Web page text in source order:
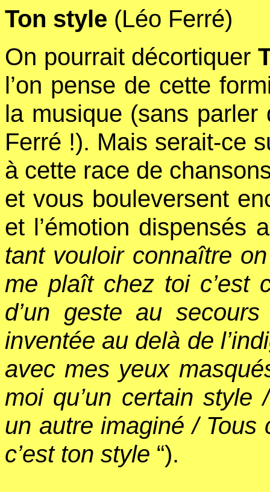
Ton style (Léo Ferré)
On pourrait décortiquer
l’on pense de cette
la musique (sans
Ferré !). Mais serait-ce
à cette race de
et vous bouleversent
et l’émotion dispensés
tant vouloir connaître
me plaît chez toi c’est
d’un geste au
inventée au delà de
avec mes yeux
moi qu’un certain
un autre imaginé / Tous
c’est ton style “).